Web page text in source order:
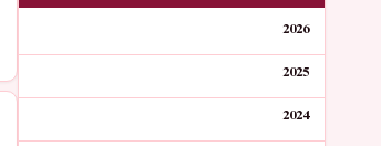
2026
2025
2024